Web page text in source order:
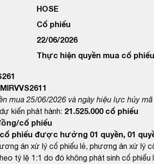
HOSE
Cổ phiếu
22/06/2026
Thực hiện quyền mua cổ phiếu
mua 25/06/2026 và ngày hiệu lực hủy
kiến phát hành: 21.525.000 cổ phiếu
cổ phiếu
cổ phiếu được hưởng 01 quyền, 01
án xử lý cổ phiếu lẻ, phương án xử lý
tỷ lệ 1:1 do đó không phát sinh cổ phiếu